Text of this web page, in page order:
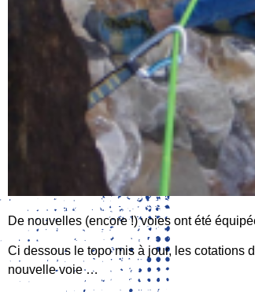
De nouvelles (encore !) voies ont été
Ci dessous le topo mis à jour, les cotations
nouvelle voie …